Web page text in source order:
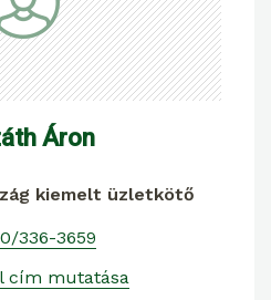
Áron
kiemelt üzletkötő
336-3659
cím mutatása